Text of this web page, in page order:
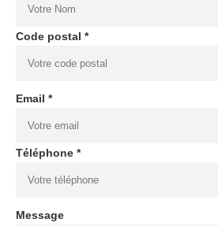
Code postal *
Email *
Téléphone *
Message